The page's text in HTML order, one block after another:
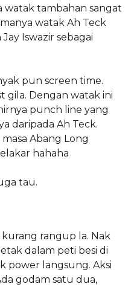
watak tambahan sangat
watak Ah Teck
Iswazir sebagai
pun screen time.
gila. Dengan watak ini
punch line yang
daripada Ah Teck.
Abang Long
hahaha
tau.
rangup la. Nak
dalam peti besi di
power langsung. Aksi
godam satu dua,